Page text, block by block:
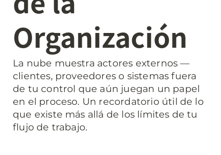
Organización
La nube muestra actores externos —
clientes, proveedores o sistemas fuera
de tu control que aún juegan un papel
en el proceso. Un recordatorio útil de lo
que existe más allá de los límites de tu
flujo de trabajo.